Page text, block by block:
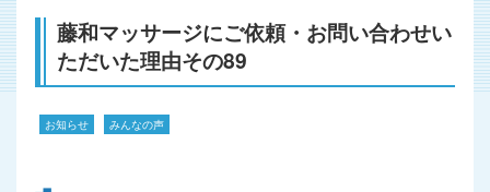
藤和マッサージにご依頼・お問い合わせい
ただいた理由その89
お知らせ みんなの声